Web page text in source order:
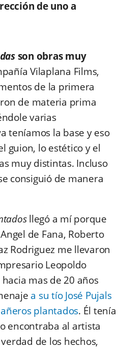
de uno a
son obras muy
Vilaplana Films,
de la primera
de materia prima
varias
teníamos la base y eso
guion, lo estético y el
muy distintas. Incluso
consiguió de manera
llegó a mí porque
de Fana, Roberto
Rodriguez me llevaron
Leopoldo
mas de 20 años
a su tío José Pujals
plantados. Él tenía
encontraba al artista
de los hechos,